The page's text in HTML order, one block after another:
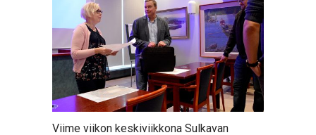
Viime viikon keskiviikkona Sulkavan